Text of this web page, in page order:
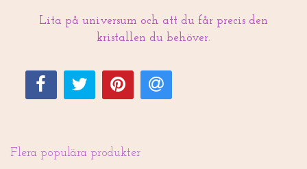
Lita på universum och att du får precis den
kristallen du behöver.
Flera populära produkter